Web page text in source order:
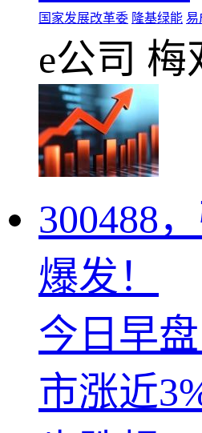
国家发展改革委 隆基绿能 易
e公司 梅
300488
爆发！
今日早
市涨近